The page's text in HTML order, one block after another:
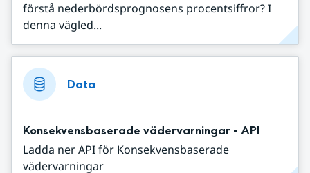
förstå nederbördsprognosens procentsiffror? I
denna vägled...
Data
Konsekvensbaserade vädervarningar - API
Ladda ner API för Konsekvensbaserade
vädervarningar